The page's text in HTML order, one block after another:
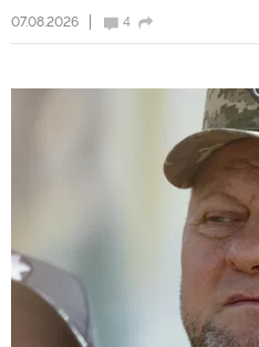
07.08.2026 4